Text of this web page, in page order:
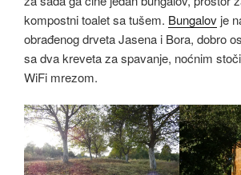
kompostni toalet sa tušem. Bungalov je
obrađenog drveta Jasena i Bora, dobro
sa dva kreveta za spavanje, noćnim
WiFi mrezom.